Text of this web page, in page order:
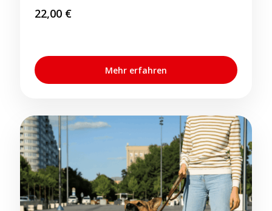
22,00 €
Mehr erfahren